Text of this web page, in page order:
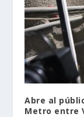
Abre al
Metro entre